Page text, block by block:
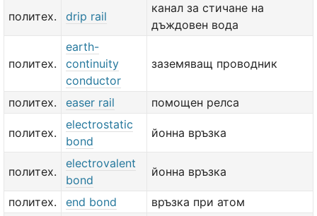
политех. drip rail
канал за стичане на
дъждовен вода
политех.
earth-
continuity
conductor
заземяващ проводник
политех. easer rail помощен релса
политех.
electrostatic
bond
йонна връзка
политех.
electrovalent
bond
йонна връзка
политех. end bond връзка при атом